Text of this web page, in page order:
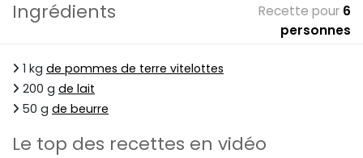
Ingrédients Recette pour 6
personnes
1 kg de pommes de terre vitelottes
200 g de lait
50 g de beurre
Le top des recettes en vidéo